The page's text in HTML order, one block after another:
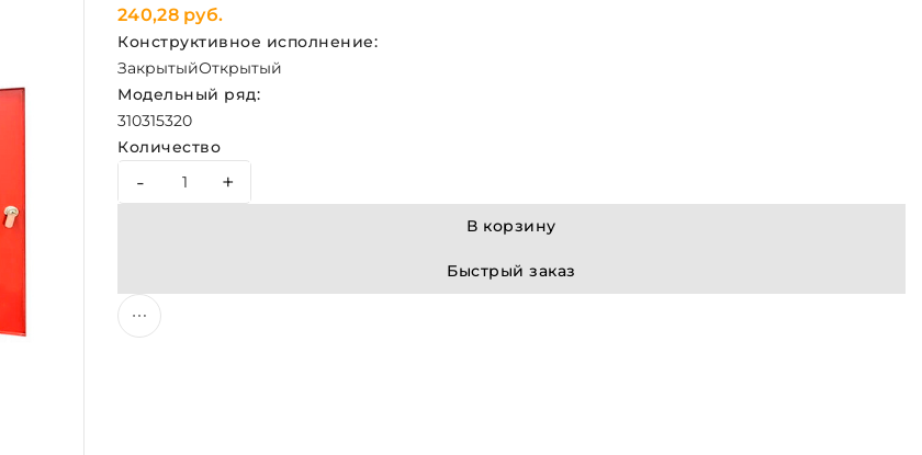
240,28 руб.
Конструктивное исполнение:
ЗакрытыйОткрытый
Модельный ряд:
310315320
Количество
- +
В корзину
Быстрый заказ